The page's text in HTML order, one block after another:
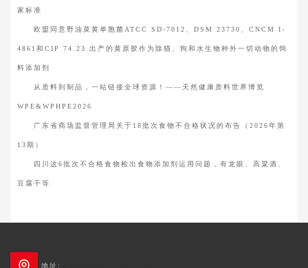
家标准
欧盟同意野油菜黄单胞菌ATCC SD-7012、DSM 23730、CNCM I-
4861和CIP 74.23 出产的黄原胶作为除猫、狗和水生物种外一切动物的饲
料添加剂
从质料到制品，一站链接全球资源！——天然健康质料世界博览
WPE&WPHPE2026
广东省商场监督管理局关于18批次食物不合格状况的布告（2026年第
13期）
四川这6批次不合格食物检出食物添加剂运用问题，有龙眼、高粱酒、
豆腐干等
地址: